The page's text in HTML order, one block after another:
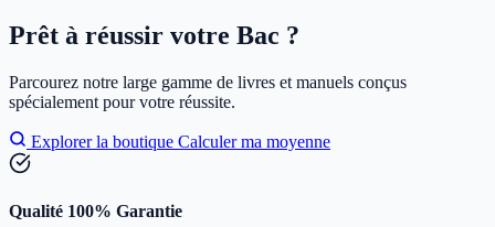
Prêt à réussir votre Bac ?
Parcourez notre large gamme de livres et manuels conçus
spécialement pour votre réussite.
Explorer la boutique Calculer ma moyenne
Qualité 100% Garantie